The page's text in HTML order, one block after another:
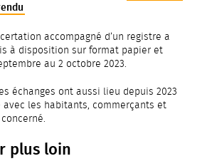
accompagné d’un registre a
à disposition sur format papier et
au 2 octobre 2023.
échanges ont aussi lieu depuis 2023
avec les habitants, commerçants et
plus loin